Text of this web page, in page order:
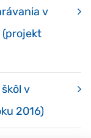
v
v
2016)